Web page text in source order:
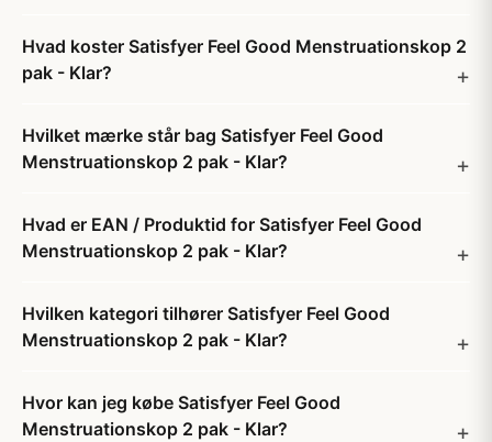
Hvad koster Satisfyer Feel Good Menstruationskop 2
pak - Klar?
Hvilket mærke står bag Satisfyer Feel Good
Menstruationskop 2 pak - Klar?
Hvad er EAN / Produktid for Satisfyer Feel Good
Menstruationskop 2 pak - Klar?
Hvilken kategori tilhører Satisfyer Feel Good
Menstruationskop 2 pak - Klar?
Hvor kan jeg købe Satisfyer Feel Good
Menstruationskop 2 pak - Klar?